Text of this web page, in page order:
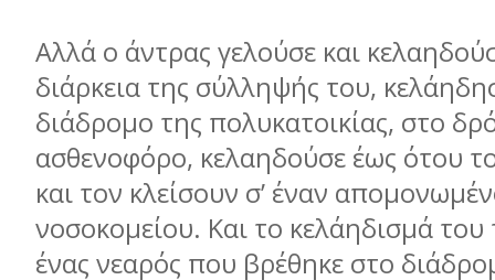
Αλλά ο άντρας γελούσε και
διάρκεια της σύλληψής του,
διάδρομο της πολυκατοικίας, στο
ασθενοφόρο, κελαηδούσε έως ότου
και τον κλείσουν σ’ έναν
νοσοκομείου. Και το κελάηδισμά
ένας νεαρός που βρέθηκε στο